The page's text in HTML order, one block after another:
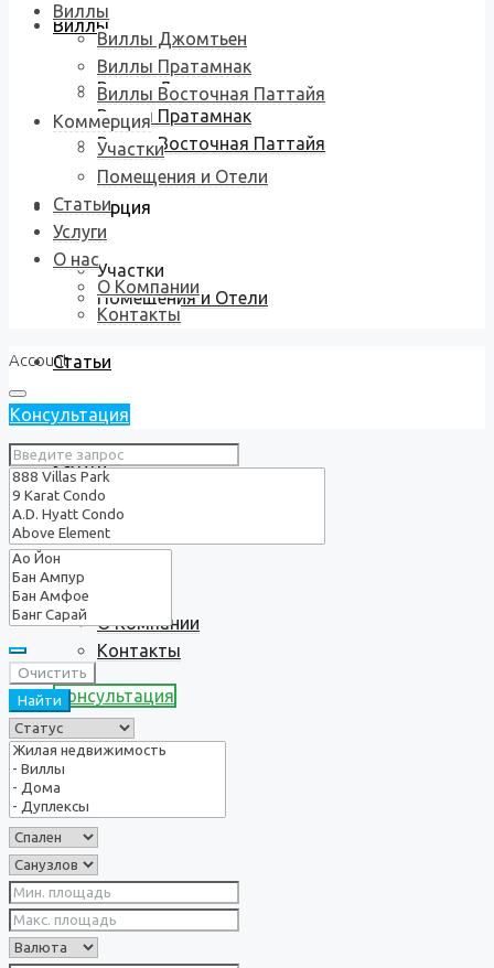
Виллы
Виллы Джомтьен
Виллы Пратамнак
Виллы Восточная Паттайя
Коммерция
Участки
Помещения и Отели
Статьи
Услуги
О нас
О Компании
Контакты
Консультация
Виллы
Виллы Джомтьен
Виллы Пратамнак
Виллы Восточная Паттайя
Коммерция
Участки
Помещения и Отели
Статьи
Услуги
О нас
О Компании
Контакты
Account
Консультация
Очистить
Найти